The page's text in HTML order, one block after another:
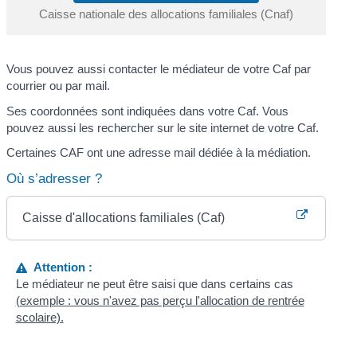
Caisse nationale des allocations familiales (Cnaf)
Vous pouvez aussi contacter le médiateur de votre Caf par
courrier ou par mail.
Ses coordonnées sont indiquées dans votre Caf. Vous
pouvez aussi les rechercher sur le site internet de votre Caf.
Certaines CAF ont une adresse mail dédiée à la médiation.
Où s’adresser ?
Caisse d'allocations familiales (Caf)
Attention :
Le médiateur ne peut être saisi que dans certains cas
(exemple : vous n'avez pas perçu l'allocation de rentrée
scolaire).